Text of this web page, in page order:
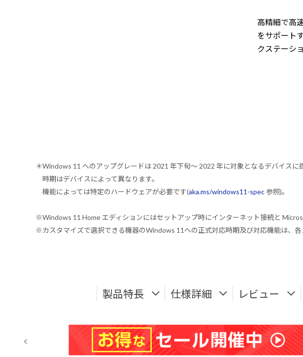
高精細で高
をサポート
クステーシ
＊Windows 11 へのアップグレードは 2021 年下旬～ 2022 年に対象となるデバイスに
時期はデバイスによって異なります。
機能によっては特定のハードウェアが必要です(aka.ms/windows11-spec参照)。
※Windows 11 Home エディションにはセットアップ時にインターネット接続と
※カスタマイズで選択できる機器のWindows 11への正式対応時期及び対応機能は、各
製品特長 仕様詳細 レビュー